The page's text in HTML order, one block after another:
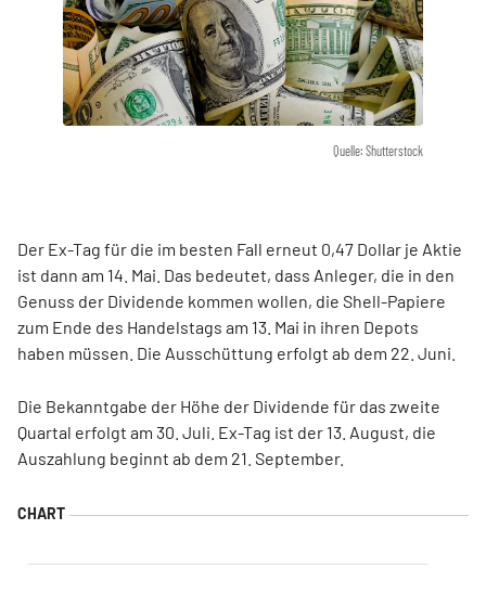
Quelle: Shutterstock
Der Ex-Tag für die im besten Fall erneut 0,47 Dollar je Aktie
ist dann am 14. Mai. Das bedeutet, dass Anleger, die in den
Genuss der Dividende kommen wollen, die Shell-Papiere
zum Ende des Handelstags am 13. Mai in ihren Depots
haben müssen. Die Ausschüttung erfolgt ab dem 22. Juni.
Die Bekanntgabe der Höhe der Dividende für das zweite
Quartal erfolgt am 30. Juli. Ex-Tag ist der 13. August, die
Auszahlung beginnt ab dem 21. September.